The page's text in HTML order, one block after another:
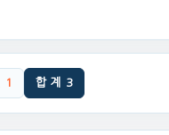
1 합 계 3